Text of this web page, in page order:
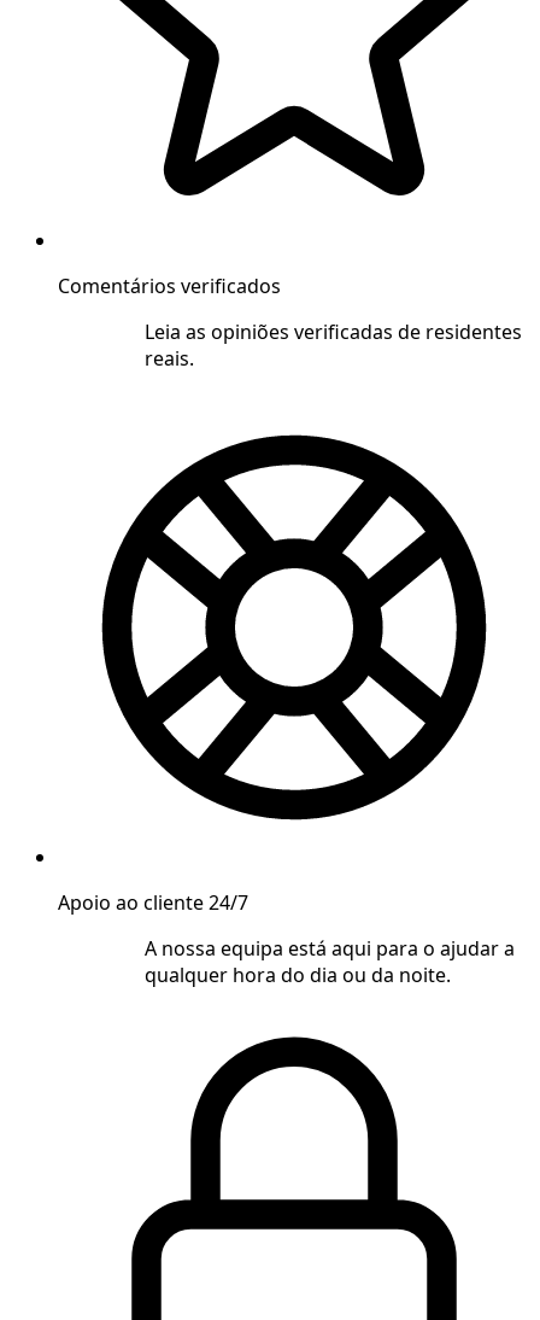
Comentários verificados
Leia as opiniões verificadas de residentes
reais.
Apoio ao cliente 24/7
A nossa equipa está aqui para o ajudar a
qualquer hora do dia ou da noite.